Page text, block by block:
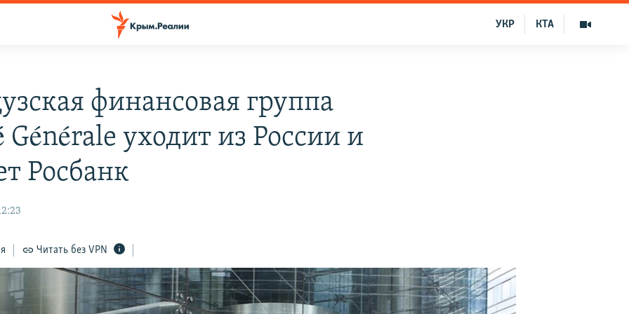
КТА
УКР
финансовая группа
Générale уходит из России и
Росбанк
Читать без VPN